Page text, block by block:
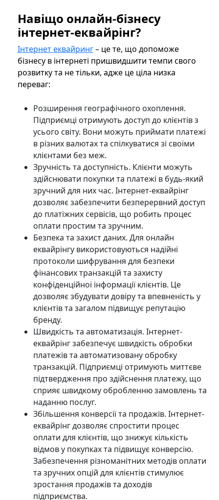
Навіщо онлайн-бізнесу
інтернет-еквайрінг?
Інтернет еквайринг– це те, що допоможе
бізнесу в інтернеті пришвидшити темпи свого
розвитку та не тільки, адже це ціла низка
переваг:
Розширення географічного охоплення.
Підприємці отримують доступ до клієнтів з
усього світу. Вони можуть приймати платежі
в різних валютах та спілкуватися зі своїми
клієнтами без меж.
Зручність та доступність. Клієнти можуть
здійснювати покупки та платежі в будь-який
зручний для них час. Інтернет-еквайрінг
дозволяє забезпечити безперервний доступ
до платіжних сервісів, що робить процес
оплати простим та зручним.
Безпека та захист даних. Для онлайн
еквайрінгу використовуються надійні
протоколи шифрування для безпеки
фінансових транзакцій та захисту
конфіденційної інформації клієнтів. Це
дозволяє збудувати довіру та впевненість у
клієнтів та загалом підвищує репутацію
бренду.
Швидкість та автоматизація. Інтернет-
еквайрінг забезпечує швидкість обробки
платежів та автоматизовану обробку
транзакцій. Підприємці отримують миттєве
підтвердження про здійснення платежу, що
сприяє швидкому обробленню замовлень та
наданню послуг.
Збільшення конверсії та продажів. Інтернет-
еквайрінг дозволяє спростити процес
оплати для клієнтів, що знижує кількість
відмов у покупках та підвищує конверсію.
Забезпечення різноманітних методів оплати
та зручних опцій для клієнтів стимулює
зростання продажів та доходів
підприємства.